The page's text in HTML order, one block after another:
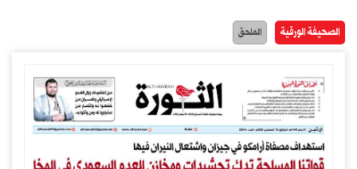
الصحيفة الورقية الملحق